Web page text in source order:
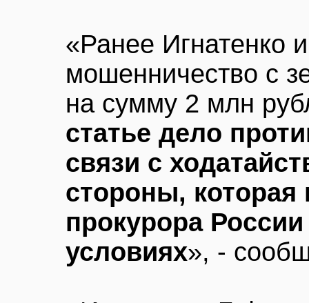
«Ранее Игнатенко
мошенничество с
на сумму 2 млн
статье дело
связи с
стороны,
прокурора
условиях», -